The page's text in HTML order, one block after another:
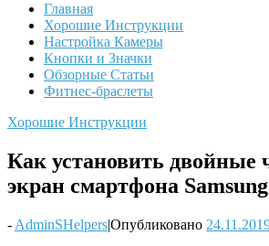
Главная
Хорошие Инструкции
Настройка Камеры
Кнопки и Значки
Обзорные Статьи
Фитнес-браслеты
Хорошие Инструкции
Как установить двойные
экран смартфона
- AdminSHelpers|Опубликовано